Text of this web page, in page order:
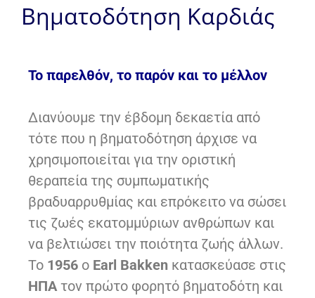
Βηματοδότηση Καρδιάς
Το παρελθόν, το παρόν και το μέλλον
Διανύουμε την έβδομη δεκαετία από
τότε που η βηματοδότηση άρχισε να
χρησιμοποιείται για την οριστική
θεραπεία της συμπωματικής
βραδυαρρυθμίας και επρόκειτο να σώσει
τις ζωές εκατομμύριων ανθρώπων και
να βελτιώσει την ποιότητα ζωής άλλων.
Το 1956 ο Earl Bakken κατασκεύασε στις
ΗΠΑτον πρώτο φορητό βηματοδότη και